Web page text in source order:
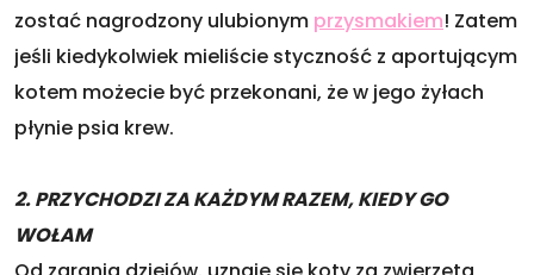
zostać nagrodzony ulubionym przysmakiem! Zatem
jeśli kiedykolwiek mieliście styczność z aportującym
kotem możecie być przekonani, że w jego żyłach
płynie psia krew.
2. PRZYCHODZI ZA KAŻDYM RAZEM, KIEDY GO
WOŁAM